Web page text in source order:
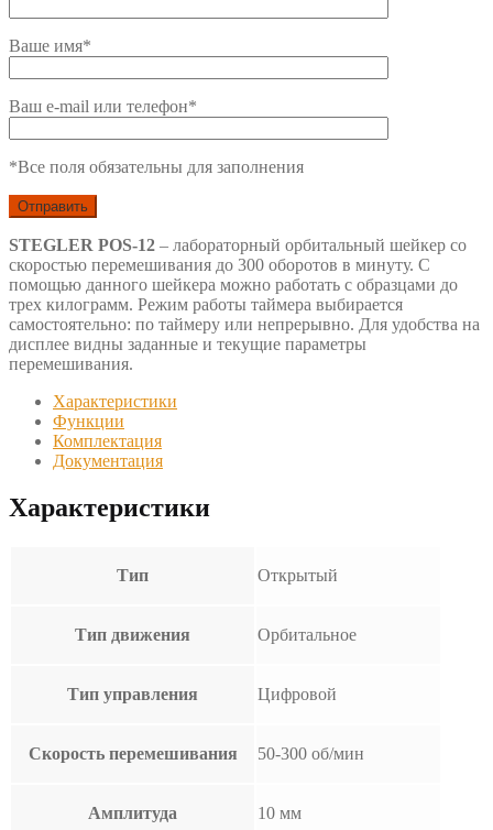
Ваше имя*
Ваш e-mail или телефон*
*Все поля обязательны для заполнения
STEGLER POS-12 – лабораторный орбитальный шейкер со
скоростью перемешивания до 300 оборотов в минуту. С
помощью данного шейкера можно работать с образцами до
трех килограмм. Режим работы таймера выбирается
самостоятельно: по таймеру или непрерывно. Для удобства на
дисплее видны заданные и текущие параметры
перемешивания.
Характеристики
Функции
Комплектация
Документация
Характеристики
Тип Открытый
Тип движения Орбитальное
Тип управления Цифровой
Скорость перемешивания 50-300 об/мин
Амплитуда 10 мм